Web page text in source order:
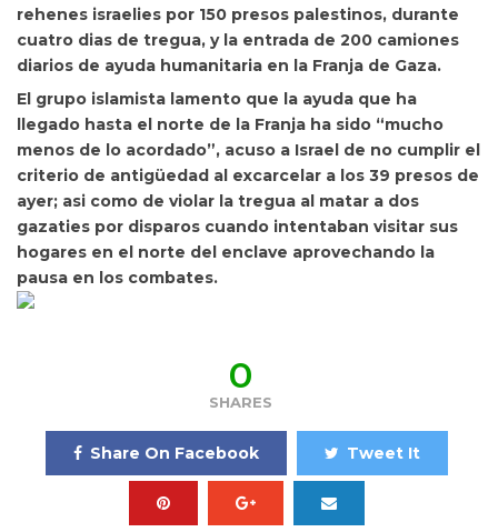
rehenes israelies por 150 presos palestinos, durante
cuatro dias de tregua, y la entrada de 200 camiones
diarios de ayuda humanitaria en la Franja de Gaza.
El grupo islamista lamento que la ayuda que ha
llegado hasta el norte de la Franja ha sido “mucho
menos de lo acordado”, acuso a Israel de no cumplir el
criterio de antigüedad al excarcelar a los 39 presos de
ayer; asi como de violar la tregua al matar a dos
gazaties por disparos cuando intentaban visitar sus
hogares en el norte del enclave aprovechando la
pausa en los combates.
0
SHARES
Share On Facebook Tweet It